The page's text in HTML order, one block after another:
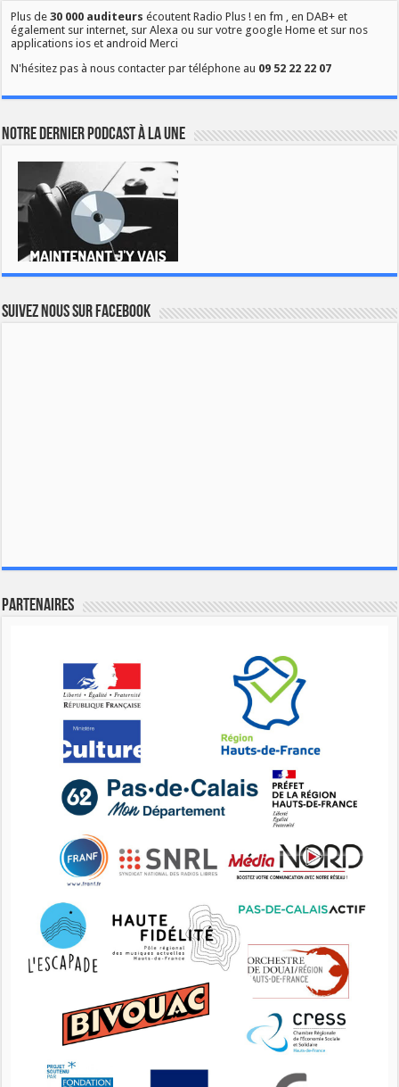
Plus de30 000 auditeurs écoutent Radio Plus ! en fm , en DAB+ et
également sur internet, sur Alexa ou sur votre google Home et sur nos
applications ios et android Merci
N'hésitez pas à nous contacter par téléphone au 09 52 22 22 07
Notre dernier podcast à la une
Suivez nous sur Facebook
Partenaires